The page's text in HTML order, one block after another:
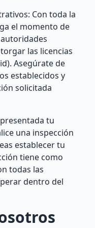
Con toda la
el momento de
las licencias
Asegúrate de
establecidos y
solicitada
tu
una inspección
establecer tu
tiene como
todas las
dentro del